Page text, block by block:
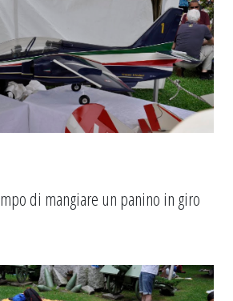
di mangiare un panino in giro